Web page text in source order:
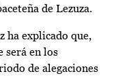
de Lezuza.
ha explicado que,
será en los
de alegaciones